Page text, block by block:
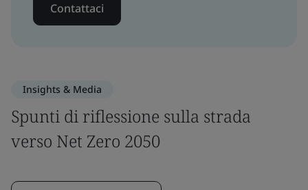
Contattaci
Insights & Media
Spunti di riflessione sulla strada
verso Net Zero 2050